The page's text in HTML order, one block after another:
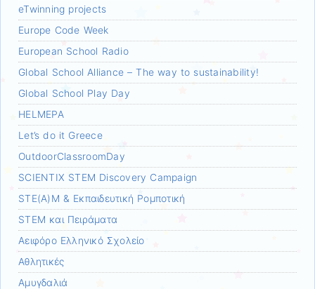
eTwinning projects
Europe Code Week
European School Radio
Global School Alliance – The way to sustainability!
Global School Play Day
HELMEPA
Let’s do it Greece
OutdoorClassroomDay
SCIENTIX STEM Discovery Campaign
STE(A)M & Εκπαιδευτική Ρομποτική
STEM και Πειράματα
Αειφόρο Ελληνικό Σχολείο
Αθλητικές
Αμυγδαλιά